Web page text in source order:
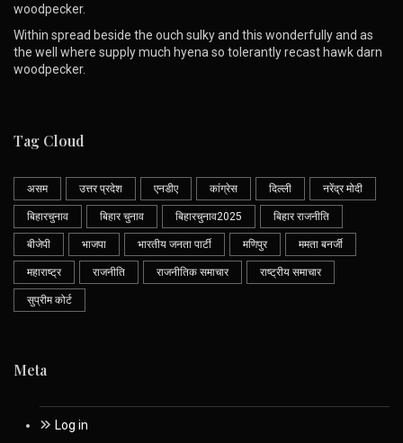
woodpecker.
Within spread beside the ouch sulky and this wonderfully and as
the well where supply much hyena so tolerantly recast hawk darn
woodpecker.
Tag Cloud
असम उत्तर प्रदेश एनडीए कांग्रेस दिल्ली नरेंद्र मोदी
बिहारचुनाव बिहार चुनाव बिहारचुनाव2025 बिहार राजनीति
बीजेपी भाजपा भारतीय जनता पार्टी मणिपुर ममता बनर्जी
महाराष्ट्र राजनीति राजनीतिक समाचार राष्ट्रीय समाचार
सुप्रीम कोर्ट
Meta
Log in